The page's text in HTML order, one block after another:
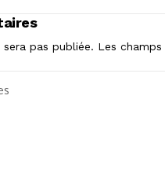
pas publiée. Les